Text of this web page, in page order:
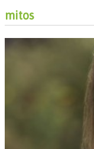
mitos